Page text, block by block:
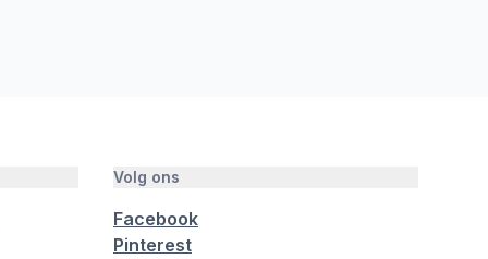
Volg ons
Facebook
Pinterest